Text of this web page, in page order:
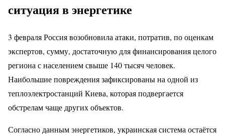
ситуация в энергетике
3 февраля Россия возобновила атаки, потратив, по оценкам
экспертов, сумму, достаточную для финансирования целого
региона с населением свыше 140 тысяч человек.
Наибольшие повреждения зафиксированы на одной из
теплоэлектростанций Киева, которая подвергается
обстрелам чаще других объектов.
Согласно данным энергетиков, украинская система остаётся